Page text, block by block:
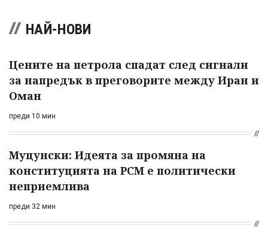
НАЙ-НОВИ
Цените на петрола спадат след сигнали
за напредък в преговорите между Иран и
Оман
преди 10 мин
Муцунски: Идеята за промяна на
конституцията на РСМ е политически
неприемлива
преди 32 мин